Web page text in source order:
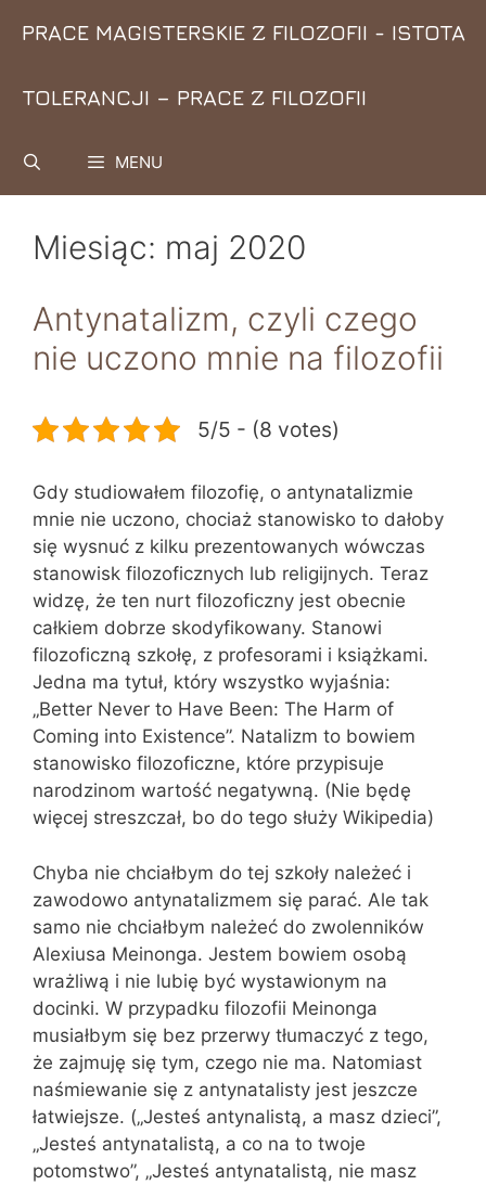
PRACE MAGISTERSKIE Z FILOZOFII - ISTOTA
TOLERANCJI – PRACE Z FILOZOFII
MENU
Miesiąc: maj 2020
Antynatalizm, czyli czego
nie uczono mnie na filozofii
5/5 - (8 votes)
Gdy studiowałem filozofię, o antynatalizmie
mnie nie uczono, chociaż stanowisko to dałoby
się wysnuć z kilku prezentowanych wówczas
stanowisk filozoficznych lub religijnych. Teraz
widzę, że ten nurt filozoficzny jest obecnie
całkiem dobrze skodyfikowany. Stanowi
filozoficzną szkołę, z profesorami i książkami.
Jedna ma tytuł, który wszystko wyjaśnia:
„Better Never to Have Been: The Harm of
Coming into Existence”. Natalizm to bowiem
stanowisko filozoficzne, które przypisuje
narodzinom wartość negatywną. (Nie będę
więcej streszczał, bo do tego służy Wikipedia)
Chyba nie chciałbym do tej szkoły należeć i
zawodowo antynatalizmem się parać. Ale tak
samo nie chciałbym należeć do zwolenników
Alexiusa Meinonga. Jestem bowiem osobą
wrażliwą i nie lubię być wystawionym na
docinki. W przypadku filozofii Meinonga
musiałbym się bez przerwy tłumaczyć z tego,
że zajmuję się tym, czego nie ma. Natomiast
naśmiewanie się z antynatalisty jest jeszcze
łatwiejsze. („Jesteś antynalistą, a masz dzieci”,
„Jesteś antynatalistą, a co na to twoje
potomstwo”, „Jesteś antynatalistą, nie masz